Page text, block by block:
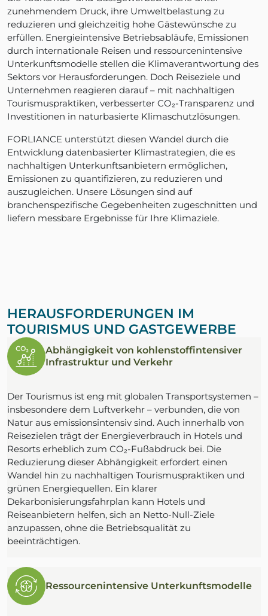
zunehmendem Druck, ihre Umweltbelastung zu
reduzieren und gleichzeitig hohe Gästewünsche zu
erfüllen. Energieintensive Betriebsabläufe, Emissionen
durch internationale Reisen und ressourcenintensive
Unterkunftsmodelle stellen die Klimaverantwortung des
Sektors vor Herausforderungen. Doch Reiseziele und
Unternehmen reagieren darauf – mit nachhaltigen
Tourismuspraktiken, verbesserter CO₂-Transparenz und
Investitionen in naturbasierte Klimaschutzlösungen.
FORLIANCE unterstützt diesen Wandel durch die
Entwicklung datenbasierter Klimastrategien, die es
nachhaltigen Unterkunftsanbietern ermöglichen,
Emissionen zu quantifizieren, zu reduzieren und
auszugleichen. Unsere Lösungen sind auf
branchenspezifische Gegebenheiten zugeschnitten und
liefern messbare Ergebnisse für Ihre Klimaziele.
HERAUSFORDERUNGEN IM
TOURISMUS UND GASTGEWERBE
Abhängigkeit von kohlenstoffintensiver
Infrastruktur und Verkehr
Der Tourismus ist eng mit globalen Transportsystemen –
insbesondere dem Luftverkehr – verbunden, die von
Natur aus emissionsintensiv sind. Auch innerhalb von
Reisezielen trägt der Energieverbrauch in Hotels und
Resorts erheblich zum CO₂-Fußabdruck bei. Die
Reduzierung dieser Abhängigkeit erfordert einen
Wandel hin zu nachhaltigen Tourismuspraktiken und
grünen Energiequellen. Ein klarer
Dekarbonisierungsfahrplan kann Hotels und
Reiseanbietern helfen, sich an Netto-Null-Ziele
anzupassen, ohne die Betriebsqualität zu
beeinträchtigen.
Ressourcenintensive Unterkunftsmodelle